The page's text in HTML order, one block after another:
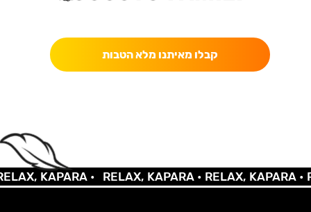
קבלו מאיתנו מלא הטבות
KAPARA • RELAX, KAPARA •RELAX, KAPARA •